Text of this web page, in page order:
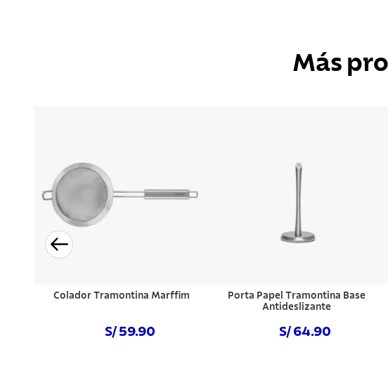
Más
Colador Tramontina Marffim
S/ 59.90
Porta Papel Tramontina Base
Antideslizante
S/ 64.90